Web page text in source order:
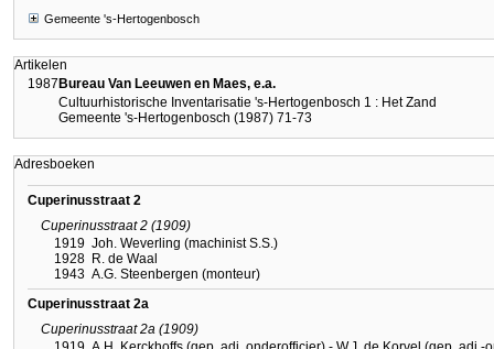
Gemeente 's-Hertogenbosch
Artikelen
1987 Bureau Van Leeuwen en Maes, e.a.
Cultuurhistorische Inventarisatie 's-Hertogenbosch 1 : Het Zand
Gemeente 's-Hertogenbosch (1987) 71-73
Adresboeken
Cuperinusstraat 2
Cuperinusstraat 2 (1909)
1919 Joh. Weverling (machinist S.S.)
1928 R. de Waal
1943 A.G. Steenbergen (monteur)
Cuperinusstraat 2a
Cuperinusstraat 2a (1909)